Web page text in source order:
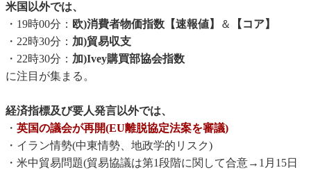
米国以外では、
・19時00分： 欧)消費者物価指数【速報値】 ＆
【コア】
・22時30分： 加)貿易収支
・22時30分： 加)Ivey購買部協会指数
に注目が集まる。
経済指標及び要人発言以外では、
・ 英国の議会が再開(EU離脱協定法案を審議)
・イラン情勢(中東情勢、地政学的リスク)
・米中貿易問題(貿易協議は第1段階に関して合意→1月15日